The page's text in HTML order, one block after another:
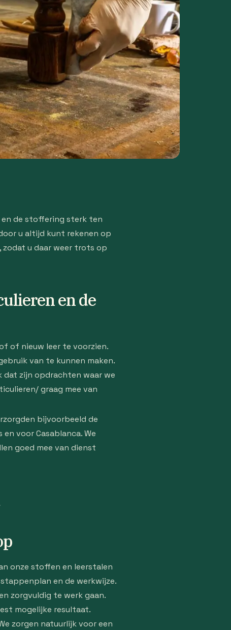
de stoffering sterk ten
u altijd kunt rekenen op
u daar weer trots op
en de
of nieuw leer te voorzien.
van te kunnen maken.
dat zijn opdrachten waar we
graag mee van
bijvoorbeeld de
voor Casablanca. We
goed mee van dienst
onze stoffen en leerstalen
en de werkwijze.
zorgvuldig te werk gaan.
mogelijke resultaat.
zorgen natuurlijk voor een